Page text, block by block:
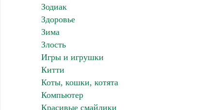
Зодиак
Здоровье
Зима
Злость
Игры и игрушки
Китти
Коты, кошки, котята
Компьютер
Красивые смайлики